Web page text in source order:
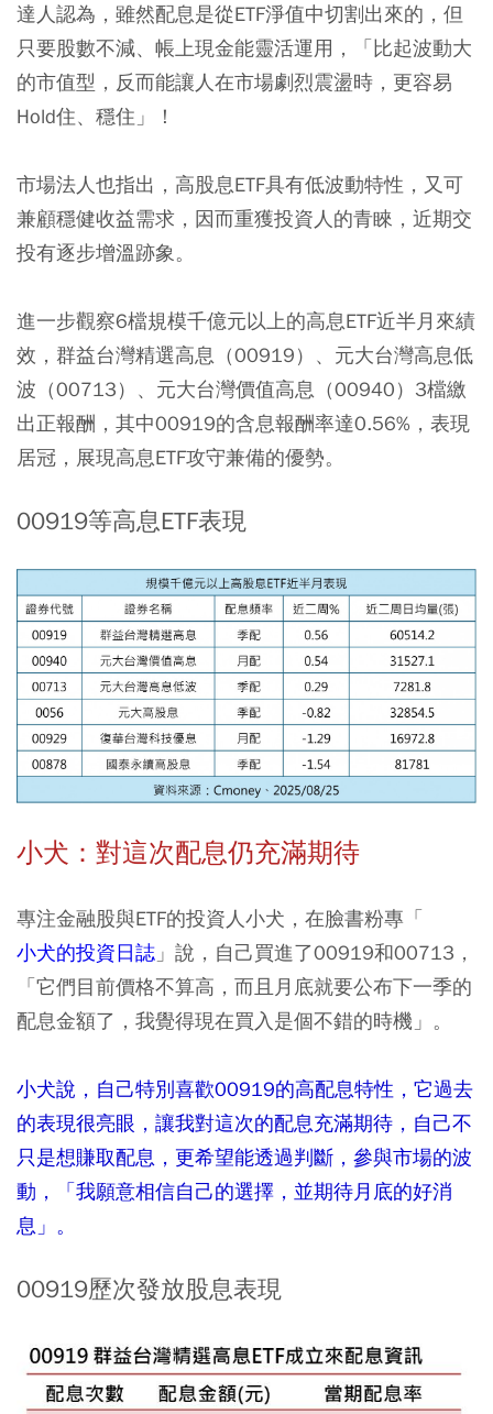
達人認為，雖然配息是從ETF淨值中切割出來的，但
只要股數不減、帳上現金能靈活運用，「比起波動大
的市值型，反而能讓人在市場劇烈震盪時，更容易
Hold住、穩住」！
市場法人也指出，高股息ETF具有低波動特性，又可
兼顧穩健收益需求，因而重獲投資人的青睞，近期交
投有逐步增溫跡象。
進一步觀察6檔規模千億元以上的高息ETF近半月來績
效，群益台灣精選高息（00919）、元大台灣高息低
波（00713）、元大台灣價值高息（00940）3檔繳
出正報酬，其中00919的含息報酬率達0.56%，表現
居冠，展現高息ETF攻守兼備的優勢。
00919等高息ETF表現
小犬：對這次配息仍充滿期待
專注金融股與ETF的投資人小犬，在臉書粉專「
小犬的投資日誌 」說，自己買進了00919和00713，
「它們目前價格不算高，而且月底就要公布下一季的
配息金額了，我覺得現在買入是個不錯的時機」。
小犬說，自己特別喜歡00919的高配息特性，它過去
的表現很亮眼，讓我對這次的配息充滿期待，自己不
只是想賺取配息，更希望能透過判斷，參與市場的波
動，「我願意相信自己的選擇，並期待月底的好消
息」。
00919歷次發放股息表現